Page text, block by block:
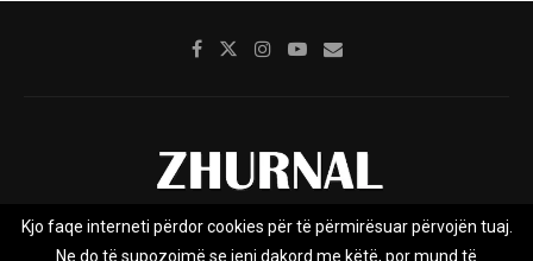
Rreth nesh Impresumi Marketing
Kjo faqe interneti përdor cookies për të përmirësuar përvojën tuaj.
Ne do të supozojmë se jeni dakord me këtë, por mund të